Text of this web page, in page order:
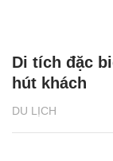
DU LỊCH
Di tích đặc
hút khách